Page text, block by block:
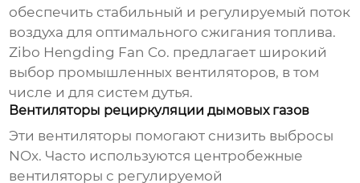
обеспечить стабильный и регулируемый поток
воздуха для оптимального сжигания топлива.
Zibo Hengding Fan Co. предлагает широкий
выбор промышленных вентиляторов, в том
числе и для систем дутья.
Вентиляторы рециркуляции дымовых газов
Эти вентиляторы помогают снизить выбросы
NOx. Часто используются центробежные
вентиляторы с регулируемой